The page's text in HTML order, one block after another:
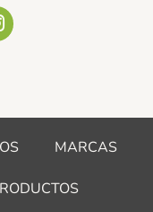
MARCAS